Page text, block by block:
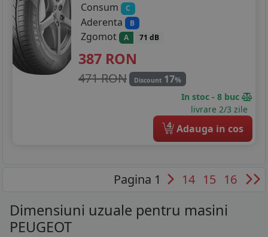
Consum
C
Aderenta B
Zgomot A 71 dB
387 RON
471 RON Discount 17%
In stoc - 8 buc
livrare 2/3 zile
4 Adauga in cos
Pagina 1 14 15 16
Dimensiuni uzuale pentru masini
PEUGEOT